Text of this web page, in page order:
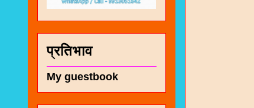
प्रतिभाव
My guestbook